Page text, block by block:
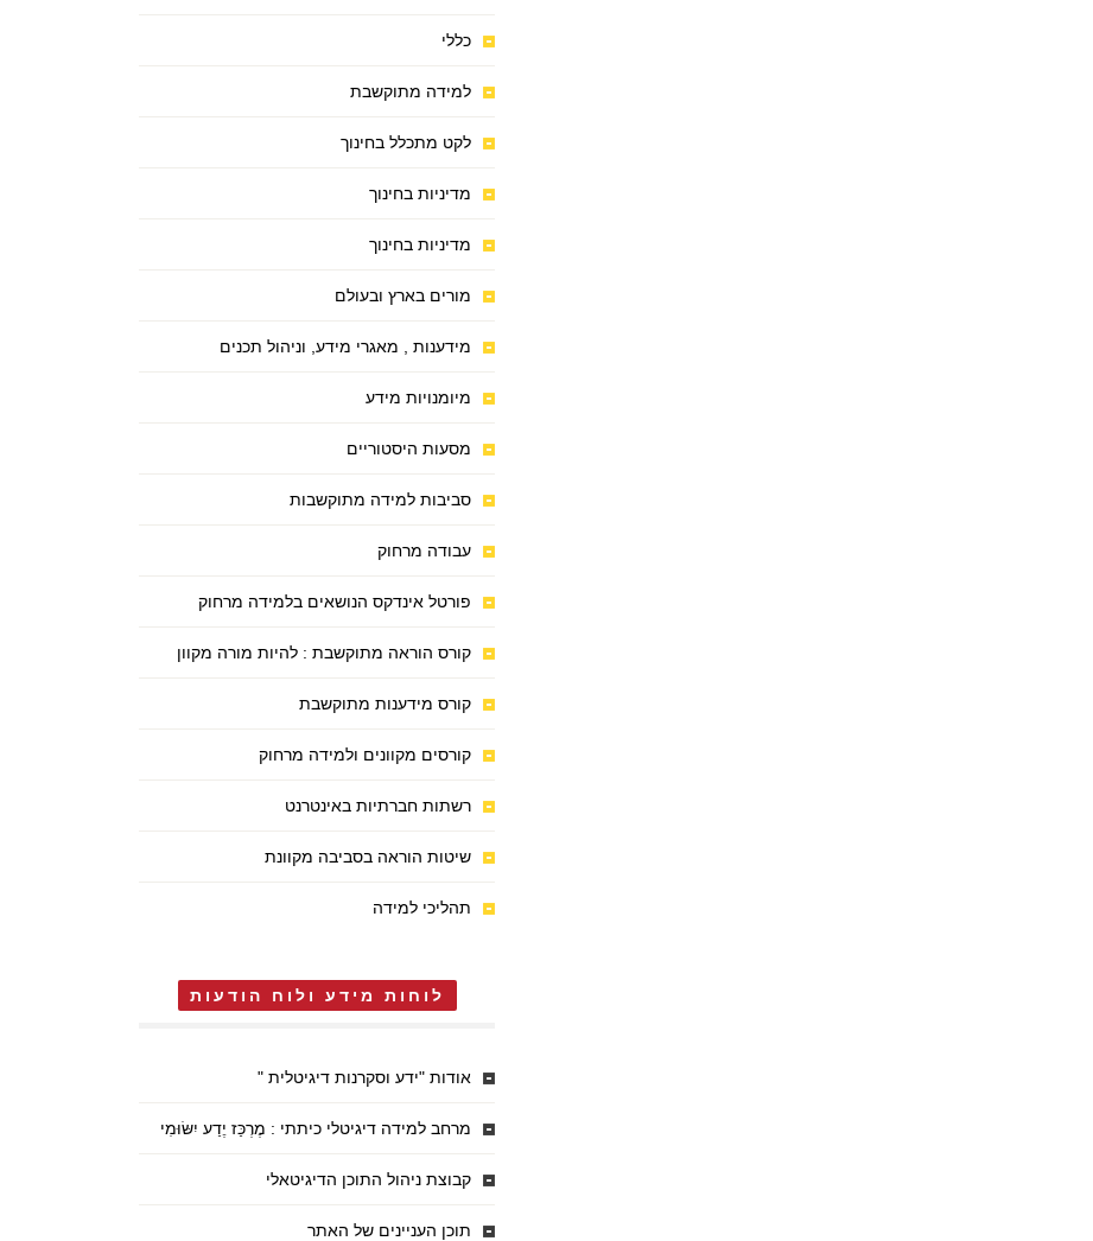
כללי
למידה מתוקשבת
לקט מתכלל בחינוך
מדיניות בחינוך
מדיניות בחינוך
מורים בארץ ובעולם
מידענות , מאגרי מידע, וניהול תכנים
מיומנויות מידע
מסעות היסטוריים
סביבות למידה מתוקשבות
עבודה מרחוק
פורטל אינדקס הנושאים בלמידה מרחוק
קורס הוראה מתוקשבת : להיות מורה מקוון
קורס מידענות מתוקשבת
קורסים מקוונים ולמידה מרחוק
רשתות חברתיות באינטרנט
שיטות הוראה בסביבה מקוונת
תהליכי למידה
לוחות מידע ולוח הודעות
אודות "ידע וסקרנות דיגיטלית "
מרחב למידה דיגיטלי כיתתי : מֶרְכַּז יֶדַע יִשּׂוּמִי
קבוצת ניהול התוכן הדיגיטאלי
תוכן העניינים של האתר